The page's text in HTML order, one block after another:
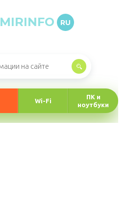
MIRINFO RU
Wi-Fi
ПК и
ноутбуки